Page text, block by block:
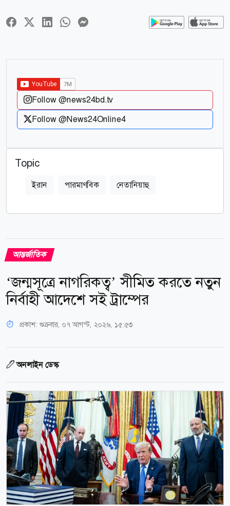
Follow @news24bd.tv
Follow @News24Online4
Topic
ইরান পারমাণবিক নেতানিয়াহু
আন্তর্জাতিক
‘জন্মসূত্রে নাগরিকত্ব’ সীমিত করতে নতুন
নির্বাহী আদেশে সই ট্রাম্পের
প্রকাশ: শুক্রবার, ০৭ আগস্ট, ২০২৬, ১৫:৫৩
অনলাইন ডেস্ক